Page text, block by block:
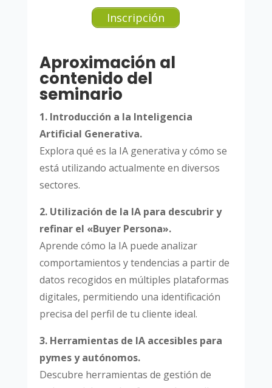
Inscripción
Aproximación al
contenido del
seminario
1. Introducción a la Inteligencia
Artificial Generativa.
Explora qué es la IA generativa y cómo se
está utilizando actualmente en diversos
sectores.
2. Utilización de la IA para descubrir y
refinar el «Buyer Persona».
Aprende cómo la IA puede analizar
comportamientos y tendencias a partir de
datos recogidos en múltiples plataformas
digitales, permitiendo una identificación
precisa del perfil de tu cliente ideal.
3. Herramientas de IA accesibles para
pymes y autónomos.
Descubre herramientas de gestión de